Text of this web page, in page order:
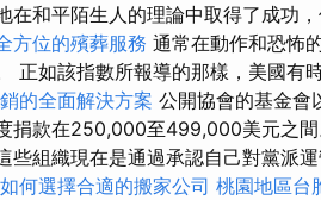
在和平陌生人的理論中取得了成功
方位的殯葬服務 通常在動作和恐怖
正如該指數所報導的那樣，美國有
的全面解決方案 公開協會的基金會
捐款在250,000至499,000美元之間
些組織現在是通過承認自己對黨派
何選擇合適的搬家公司 桃園地區台